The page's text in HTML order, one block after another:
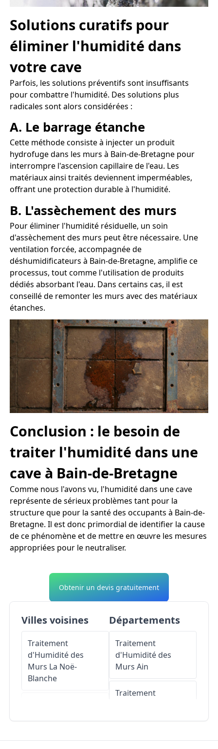
Solutions curatifs pour
éliminer l'humidité dans
votre cave
Parfois, les solutions préventifs sont insuffisants
pour combattre l'humidité. Des solutions plus
radicales sont alors considérées :
A. Le barrage étanche
Cette méthode consiste à injecter un produit
hydrofuge dans les murs à Bain-de-Bretagne pour
interrompre l'ascension capillaire de l'eau. Les
matériaux ainsi traités deviennent imperméables,
offrant une protection durable à l'humidité.
B. L'assèchement des murs
Pour éliminer l'humidité résiduelle, un soin
d'assèchement des murs peut être nécessaire. Une
ventilation forcée, accompagnée de
déshumidificateurs à Bain-de-Bretagne, amplifie ce
processus, tout comme l'utilisation de produits
dédiés absorbant l'eau. Dans certains cas, il est
conseillé de remonter les murs avec des matériaux
étanches.
Conclusion : le besoin de
traiter l'humidité dans une
cave à Bain-de-Bretagne
Comme nous l'avons vu, l'humidité dans une cave
représente de sérieux problèmes tant pour la
structure que pour la santé des occupants à Bain-de-
Bretagne. Il est donc primordial de identifier la cause
de ce phénomène et de mettre en œuvre les mesures
appropriées pour le neutraliser.
Obtenir un devis gratuitement
Villes voisines
Traitement
d'Humidité des
Murs La Noë-
Blanche
Départements
Traitement
d'Humidité des
Murs Ain
Traitement
Traitement